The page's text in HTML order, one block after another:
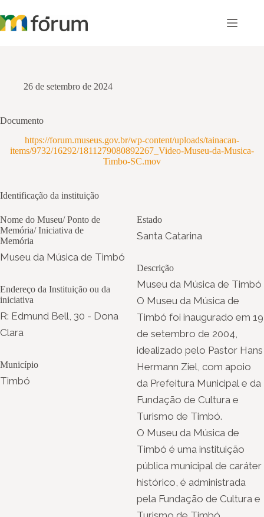
para
o
26 de setembro de 2024
Documento
https://forum.museus.gov.br/wp-content/uploads/tainacan-
items/9732/16292/1811279080892267_Video-Museu-da-Musica-
Timbo-SC.mov
Identificação da instituição
Nome do Museu/ Ponto de
Memória/ Iniciativa de
Memória
Museu da Música de Timbó
Endereço da Instituição ou da
iniciativa
R: Edmund Bell, 30 - Dona
Clara
Município
Timbó
Estado
Santa Catarina
Descrição
Museu da Música de Timbó
O Museu da Música de
Timbó foi inaugurado em 19
de setembro de 2004,
idealizado pelo Pastor Hans
Hermann Ziel, com apoio
da Prefeitura Municipal e da
Fundação de Cultura e
Turismo de Timbó.
O Museu da Música de
Timbó é uma instituição
pública municipal de caráter
histórico, é administrada
pela Fundação de Cultura e